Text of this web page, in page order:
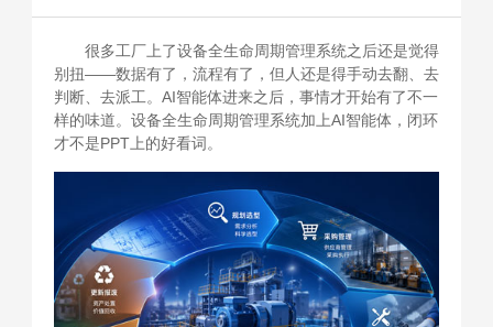
很多工厂上了设备全生命周期管理系统之后还是觉得
别扭——数据有了，流程有了，但人还是得手动去翻、去
判断、去派工。AI智能体进来之后，事情才开始有了不一
样的味道。设备全生命周期管理系统加上AI智能体，闭环
才不是PPT上的好看词。